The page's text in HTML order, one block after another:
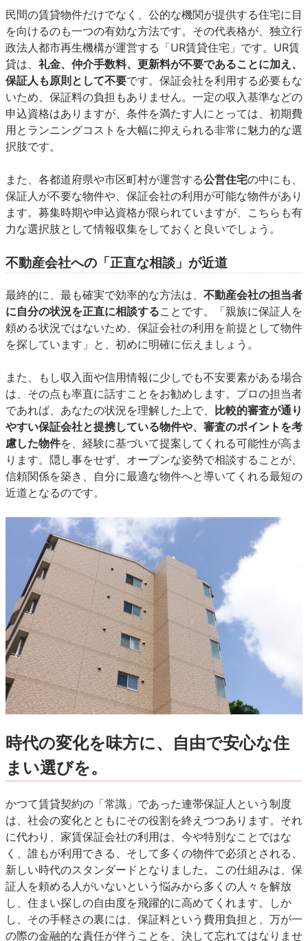
民間の賃貸物件だけでなく、公的な機関が提供する住宅に目
を向けるのも一つの有効な方法です。その代表格が、独立行
政法人都市再生機構が運営する「UR賃貸住宅」です。UR賃
貸は、 礼金、仲介手数料、更新料が不要であることに加え、
保証人も原則として不要です。保証会社を利用する必要もな
いため、保証料の負担もありません。一定の収入基準などの
申込資格はありますが、条件を満たす人にとっては、初期費
用とランニングコストを大幅に抑えられる非常に魅力的な選
択肢です。
また、各都道府県や市区町村が運営する公営住宅の中にも、
保証人が不要な物件や、保証会社の利用が可能な物件があり
ます。募集時期や申込資格が限られていますが、こちらも有
力な選択肢として情報収集をしておくと良いでしょう。
不動産会社への「正直な相談」が近道
最終的に、最も確実で効率的な方法は、 不動産会社の担当者
に自分の状況を正直に相談することです。「親族に保証人を
頼める状況ではないため、保証会社の利用を前提として物件
を探しています」と、初めに明確に伝えましょう。
また、もし収入面や信用情報に少しでも不安要素がある場合
は、その点も率直に話すことをお勧めします。プロの担当者
であれば、あなたの状況を理解した上で、 比較的審査が通り
やすい保証会社と提携している物件や、審査のポイントを考
慮した物件を、経験に基づいて提案してくれる可能性が高ま
ります。隠し事をせず、オープンな姿勢で相談することが、
信頼関係を築き、自分に最適な物件へと導いてくれる最短の
近道となるのです。
時代の変化を味方に、自由で安心な住
まい選びを。
かつて賃貸契約の「常識」であった連帯保証人という制度
は、社会の変化とともにその役割を終えつつあります。それ
に代わり、家賃保証会社の利用は、今や特別なことではな
く、誰もが利用できる、そして多くの物件で必須とされる、
新しい時代のスタンダードとなりました。この仕組みは、保
証人を頼める人がいないという悩みから多くの人々を解放
し、住まい探しの自由度を飛躍的に高めてくれます。しか
し、その手軽さの裏には、保証料という費用負担と、万が一
の際の金融的な責任が伴うことを、決して忘れてはなりませ